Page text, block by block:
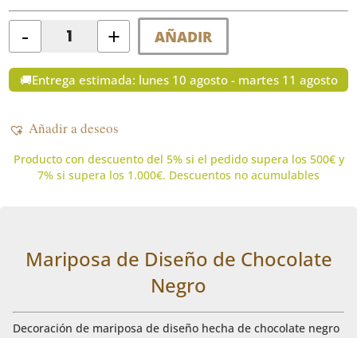
Quantity
- + AÑADIR
🚚Entrega estimada: lunes 10 agosto - martes 11 agosto
Añadir a deseos
Producto con descuento del 5% si el pedido supera los 500€ y
7% si supera los 1.000€. Descuentos no acumulables
Mariposa de Diseño de Chocolate
Negro
Decoración de mariposa de diseño hecha de chocolate negro